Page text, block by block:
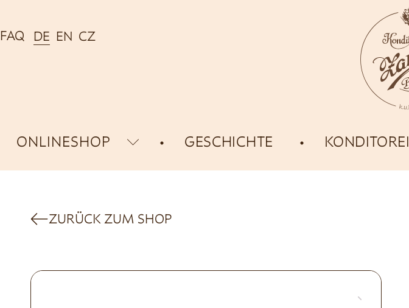
FAQ DE EN CZ
ONLINESHOP GESCHICHTE KONDITOREI
ZURÜCK ZUM SHOP